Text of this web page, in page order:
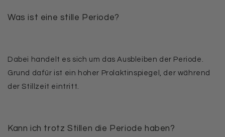
Was ist eine stille Periode?
Dabei handelt es sich um das Ausbleiben der Periode.
Grund dafür ist ein hoher Prolaktinspiegel, der während
der Stillzeit eintritt.
Kann ich trotz Stillen die Periode haben?